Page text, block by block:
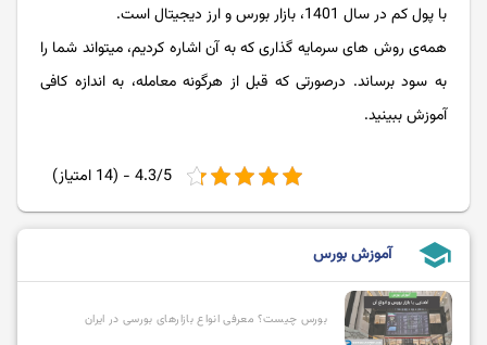
با پول کم در سال 1401، بازار بورس و ارز دیجیتال است.
همه‌ی روش های سرمایه گذاری که به آن اشاره کردیم، میتواند شما را
به سود برساند. درصورتی که قبل از هرگونه معامله، به اندازه کافی
آموزش ببینید.
4.3/5 - (14 امتیاز)
school آموزش بورس
بورس چیست؟ معرفی انواع بازارهای بورسی در ایران